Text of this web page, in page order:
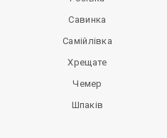
Савинка
Самійлівка
Хрещате
Чемер
Шпаків